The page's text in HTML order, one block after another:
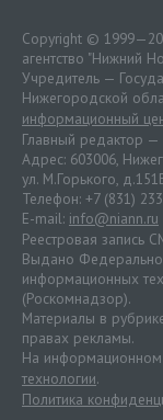
Copyright ©
агентство "Нижний
Учредитель —
Нижегородской
информационный
Главный редактор
Адрес: 603006,
ул. М.Горького,
Телефон: +7 (831)
E-mail: info@niann.ru
Реестровая запись
Выдано
информационных
(Роскомнадзор).
Материалы в
правах рекламы.
На информационном
технологии.
Политика